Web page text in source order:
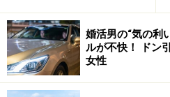
っていいでしょ』と。だけど
ら、いっそ脳ドック専門機関
と思ったんです。でも夫はそ
してしまいました」
婚活男の“気の利
ルが不快！ ドン
女性